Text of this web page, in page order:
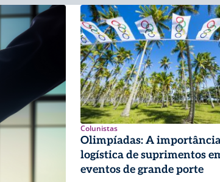
Colunistas
Olimpíadas: A
logística de suprimentos
eventos de grande porte